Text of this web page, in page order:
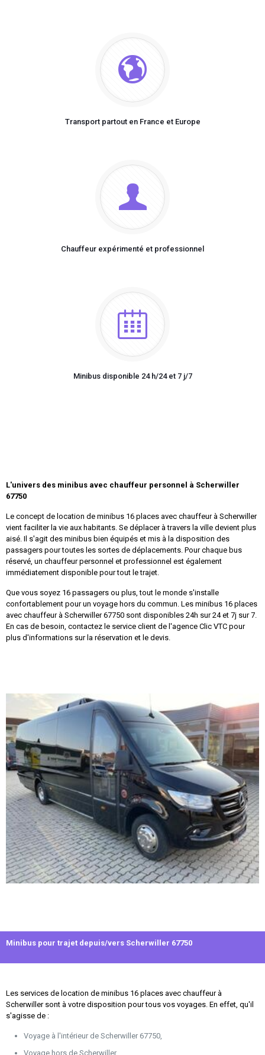
Transport partout en France et Europe
Chauffeur expérimenté et professionnel
Minibus disponible 24 h/24 et 7 j/7
L'univers des minibus avec chauffeur personnel à Scherwiller
67750
Le concept de location de minibus 16 places avec chauffeur à Scherwiller
vient faciliter la vie aux habitants. Se déplacer à travers la ville devient plus
aisé. Il s'agit des minibus bien équipés et mis à la disposition des
passagers pour toutes les sortes de déplacements. Pour chaque bus
réservé, un chauffeur personnel et professionnel est également
immédiatement disponible pour tout le trajet.
Que vous soyez 16 passagers ou plus, tout le monde s'installe
confortablement pour un voyage hors du commun. Les minibus 16 places
avec chauffeur à Scherwiller 67750 sont disponibles 24h sur 24 et 7j sur 7.
En cas de besoin, contactez le service client de l'agence Clic VTC pour
plus d'informations sur la réservation et le devis.
Minibus pour trajet depuis/vers Scherwiller 67750
Les services de location de minibus 16 places avec chauffeur à
Scherwiller sont à votre disposition pour tous vos voyages. En effet, qu'il
s'agisse de :
Voyage à l'intérieur de Scherwiller 67750,
Voyage hors de Scherwiller,